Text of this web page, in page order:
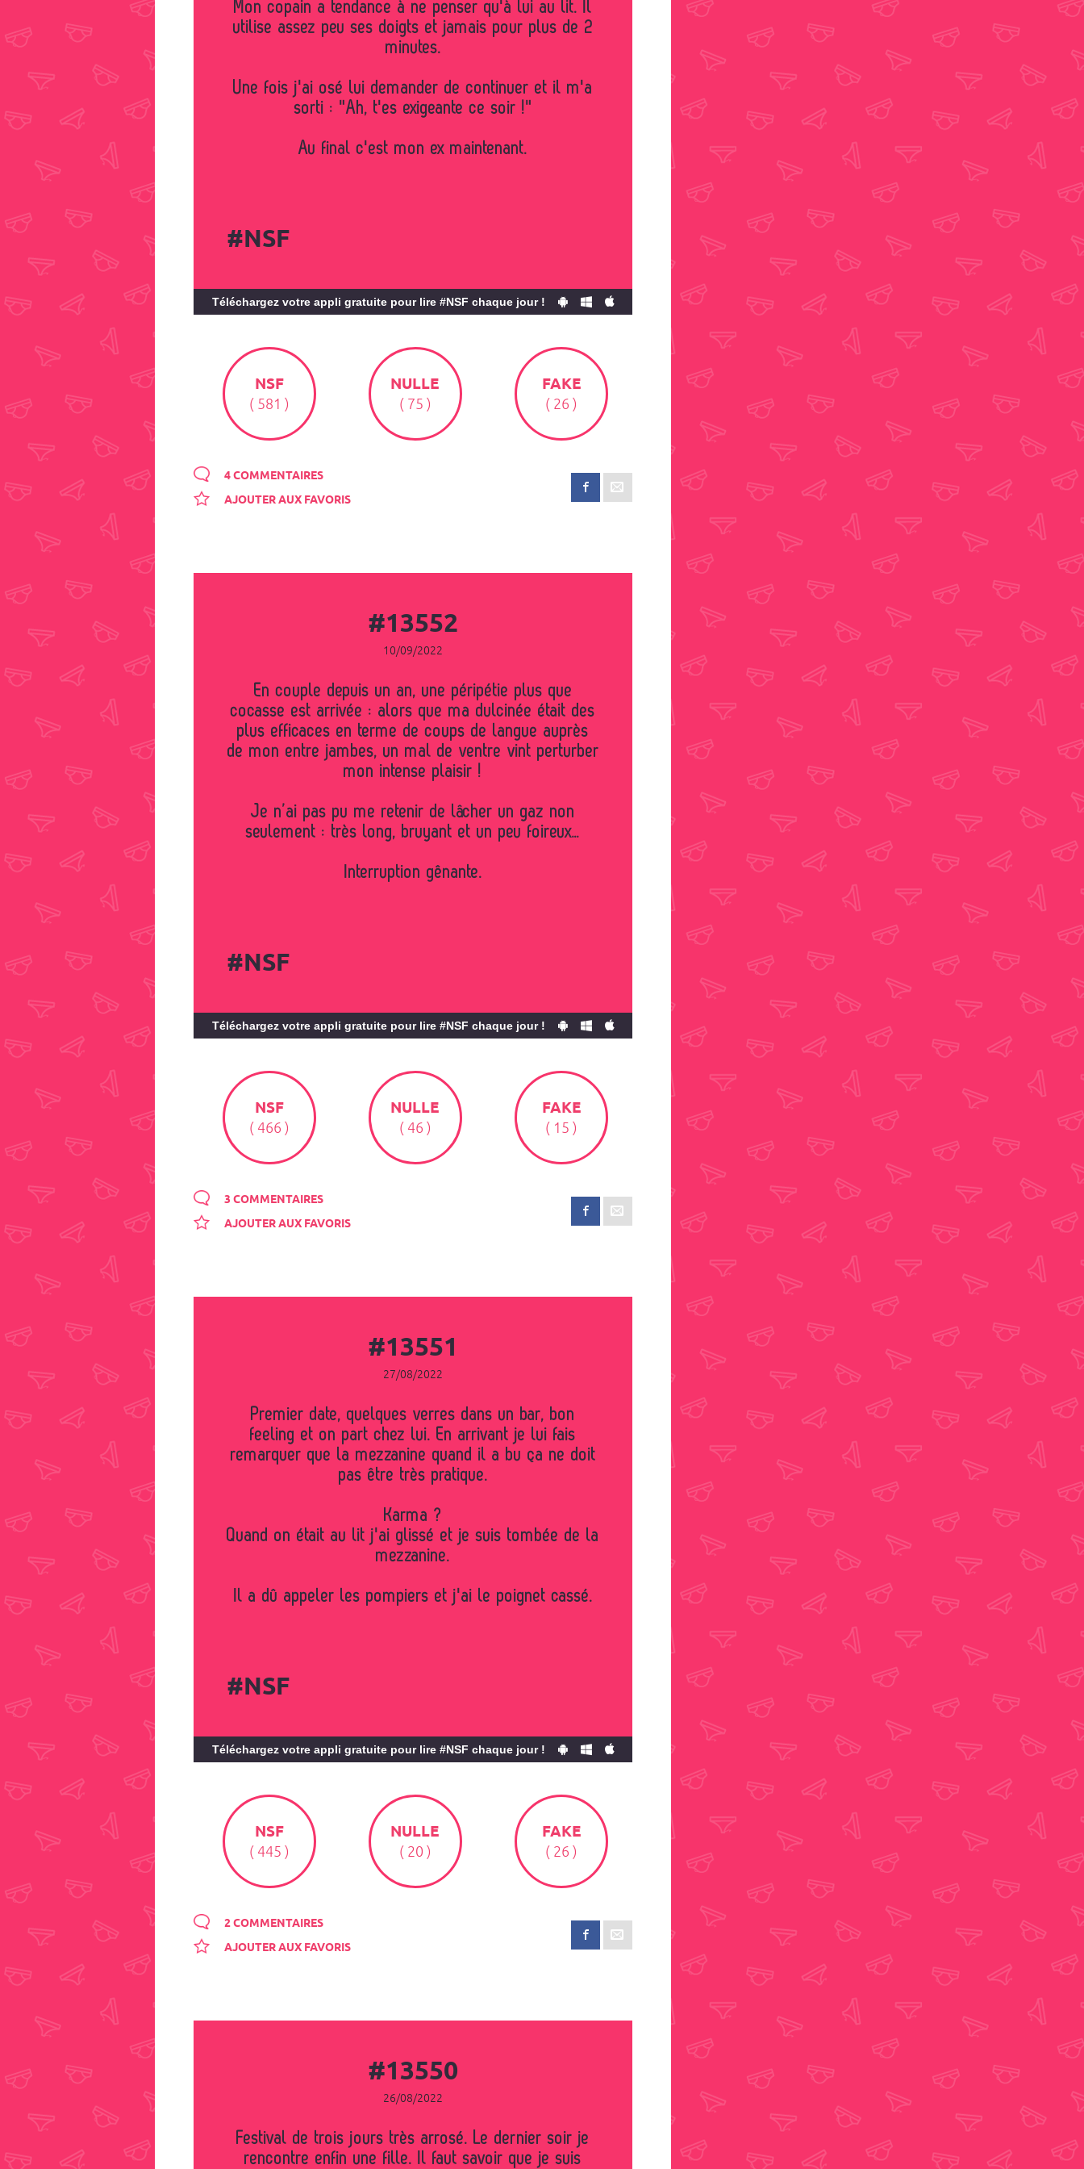
Mon copain a tendance à ne penser qu'à lui au lit. Il
utilise assez peu ses doigts et jamais pour plus de 2
minutes.
Une fois j'ai osé lui demander de continuer et il m'a
sorti : "Ah, t'es exigeante ce soir !"
Au final c'est mon ex maintenant.
#NSF
Téléchargez votre appli gratuite pour lire #NSF chaque jour !
NSF
( 581 )
NULLE
( 75 )
FAKE
( 26 )
4 COMMENTAIRES
AJOUTER AUX FAVORIS
#13552
10/09/2022
En couple depuis un an, une péripétie plus que
cocasse est arrivée : alors que ma dulcinée était des
plus efficaces en terme de coups de langue auprès
de mon entre jambes, un mal de ventre vint perturber
mon intense plaisir !
Je n’ai pas pu me retenir de lâcher un gaz non
seulement : très long, bruyant et un peu foireux…
Interruption gênante.
#NSF
Téléchargez votre appli gratuite pour lire #NSF chaque jour !
NSF
( 466 )
NULLE
( 46 )
FAKE
( 15 )
3 COMMENTAIRES
AJOUTER AUX FAVORIS
#13551
27/08/2022
Premier date, quelques verres dans un bar, bon
feeling et on part chez lui. En arrivant je lui fais
remarquer que la mezzanine quand il a bu ça ne doit
pas être très pratique.
Karma ?
Quand on était au lit j'ai glissé et je suis tombée de la
mezzanine.
Il a dû appeler les pompiers et j'ai le poignet cassé.
#NSF
Téléchargez votre appli gratuite pour lire #NSF chaque jour !
NSF
( 445 )
NULLE
( 20 )
FAKE
( 26 )
2 COMMENTAIRES
AJOUTER AUX FAVORIS
#13550
26/08/2022
Festival de trois jours très arrosé. Le dernier soir je
rencontre enfin une fille. Il faut savoir que je suis